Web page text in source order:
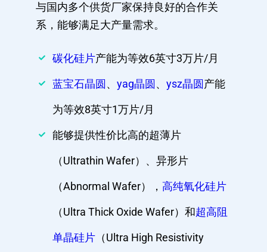
与国内多个供货厂家保持良好的合作关
系，能够满足大产量需求。
碳化硅片产能为等效6英寸3万片/月
蓝宝石晶圆 、 yag晶圆 、 ysz晶圆 产能
为等效8英寸1万片/月
能够提供性价比高的超薄片
（Ultrathin Wafer）、异形片
（Abnormal Wafer）， 高纯氧化硅片
（Ultra Thick Oxide Wafer）和超高阻
单晶硅片 （Ultra High Resistivity